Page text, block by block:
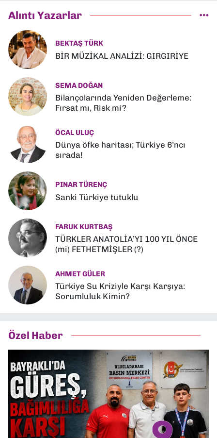
Alıntı Yazarlar
BEKTAŞ TÜRK
BİR MÜZİKAL ANALİZİ: GIRGIRİYE
SEMA DOĞAN
Bilançolarında Yeniden Değerleme:
Fırsat mı, Risk mi?
ÖCAL ULUÇ
Dünya öfke haritası; Türkiye 6’ncı
sırada!
PINAR TÜRENÇ
Sanki Türkiye tutuklu
FARUK KURTBAŞ
TÜRKLER ANATOLİA’YI 100 YIL ÖNCE
(mi) FETHETMİŞLER (?)
AHMET GÜLER
Türkiye Su Kriziyle Karşı Karşıya:
Sorumluluk Kimin?
Özel Haber